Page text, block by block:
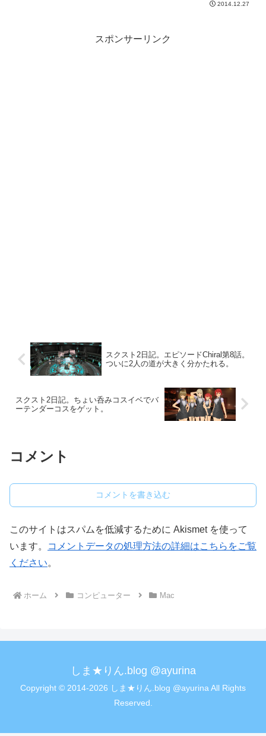
2014.12.27
スポンサーリンク
スクスト2日記。エピソードChiral第8話。
ついに2人の道が大きく分かたれる。
スクスト2日記。ちょい呑みコスイベでバ
ーテンダーコスをゲット。
コメント
コメントを書き込む
このサイトはスパムを低減するために Akismet を使って
います。
コメントデータの処理方法の詳細はこちらをご覧
ください。
ホーム コンピューター Mac
しま★りん.blog @ayurina
Copyright © 2014-2026 しま★りん.blog @ayurina All Rights
Reserved.